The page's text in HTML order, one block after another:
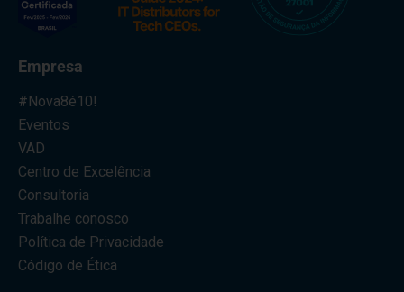
Empresa
#Nova8é10!
Eventos
VAD
Centro de Excelência
Consultoria
Trabalhe conosco
Política de Privacidade
Código de Ética